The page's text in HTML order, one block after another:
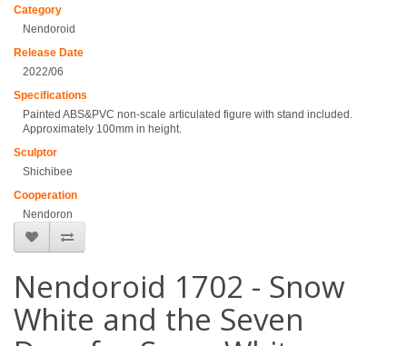
Category
Nendoroid
Release Date
2022/06
Specifications
Painted ABS&PVC non-scale articulated figure with stand included.
Approximately 100mm in height.
Sculptor
Shichibee
Cooperation
Nendoron
Nendoroid 1702 - Snow
White and the Seven